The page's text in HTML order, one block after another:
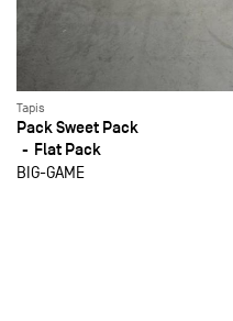
Tapis
Pack Sweet Pack
Flat Pack
BIG-GAME